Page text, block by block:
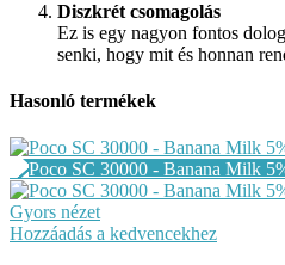
Diszkrét csomagolás
Ez is egy nagyon fontos
senki, hogy mit és honnan
Hasonló termékek
Gyors nézet
Hozzáadás a kedvencekhez